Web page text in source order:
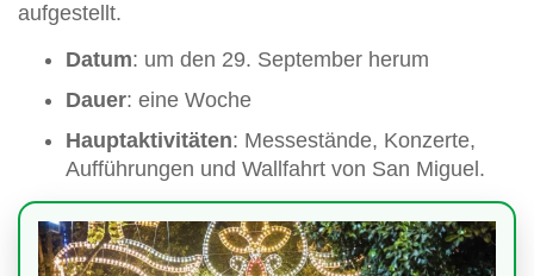
aufgestellt.
Datum: um den 29. September herum
Dauer: eine Woche
Hauptaktivitäten: Messestände, Konzerte,
Aufführungen und Wallfahrt von San Miguel.